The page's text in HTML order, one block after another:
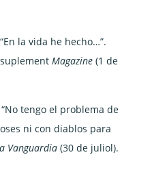
la vida he hecho…”.
suplement Magazine(1 de
“No tengo el problema de
ni con diablos para
Vanguardia (30 de juliol).